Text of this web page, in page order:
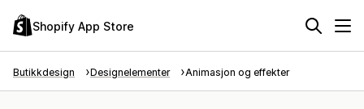
Shopify App Store
Butikkdesign Designelementer Animasjon og effekter